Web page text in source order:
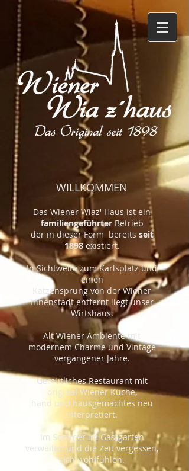
WILLKOMMEN
Das Wiener Wiaz' Haus ist ein
familiengeführter Betrieb
der in dieser Form bereits seit
1898existiert.
In Sichtweite zum Karlsplatz und
einen
Katzensprung von der Wiener
Innenstadt entfernt liegt unser
Wirtshaus.
Alt Wiener Ambiente mit
modernem Charme und Vintage
vergangener Jahre.
GemütlichesRestaurant mit
original Wiener Küche,
hand und hausgemachtes neu
interpretiert.
Im Sommer im Gastgarten
verweilen und die Zeit vergessen,
sich wohlfühlen.